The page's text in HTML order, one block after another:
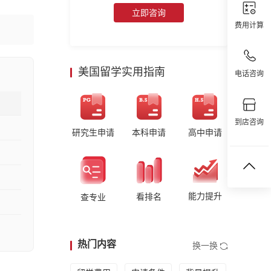
费用计算
电话咨询
到店咨询
立即咨询
美国留学实用指南
研究生申请 本科申请 高中申请
查专业 看排名 能力提升
热门内容 换一换